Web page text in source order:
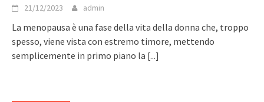
21/12/2023 admin
La menopausa è una fase della vita della donna che, troppo
spesso, viene vista con estremo timore, mettendo
semplicemente in primo piano la [...]